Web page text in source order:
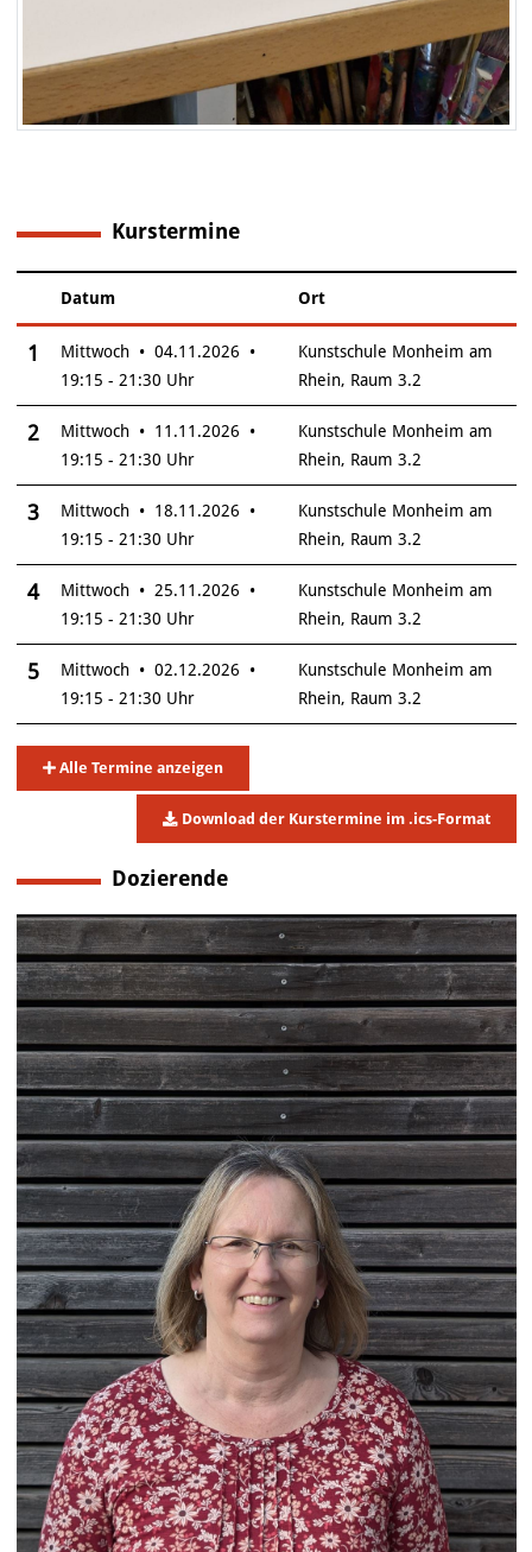
Kurstermine
Insgesamt gibt es 6 Termine zum diesen Kurs
–
Datum Ort
1
Mittwoch • 04.11.2026 •
19:15 - 21:30 Uhr
Kunstschule Monheim am
Rhein, Raum 3.2
2
Mittwoch • 11.11.2026 •
19:15 - 21:30 Uhr
Kunstschule Monheim am
Rhein, Raum 3.2
3
Mittwoch • 18.11.2026 •
19:15 - 21:30 Uhr
Kunstschule Monheim am
Rhein, Raum 3.2
4
Mittwoch • 25.11.2026 •
19:15 - 21:30 Uhr
Kunstschule Monheim am
Rhein, Raum 3.2
5
Mittwoch • 02.12.2026 •
19:15 - 21:30 Uhr
Kunstschule Monheim am
Rhein, Raum 3.2
Alle Termine anzeigen
Download der Kurstermine im .ics-Format
Dozierende